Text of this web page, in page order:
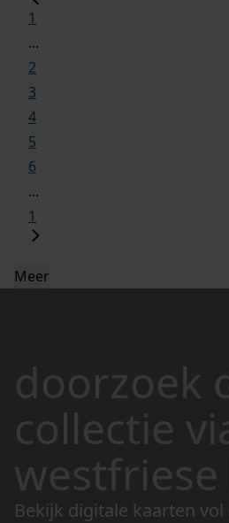
1
...
2
3
4
5
6
...
1
Meer
doorzoek
collectie
Bekijk digitale kaarten